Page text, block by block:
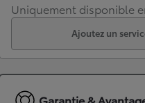
Uniquement disponible
Ajoutez un